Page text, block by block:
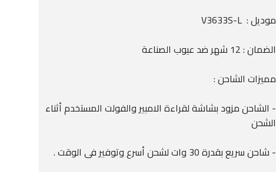
موديل : V3633S-L
الضمان : 12 شهر ضد عيوب الصناعة
مميزات الشاحن :
- الشاحن مزود بشاشة لقراءة الامبير والفولت المستخدم أثناء
الشحن
- شاحن سريع بقدرة 30 وات لشحن أسرع وتوفير فى الوقت .